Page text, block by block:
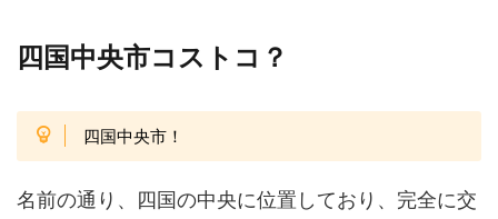
四国中央市コストコ？
四国中央市！
名前の通り、四国の中央に位置しており、完全に交